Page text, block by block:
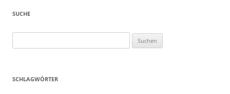
SUCHE
nach:
SCHLAGWÖRTER